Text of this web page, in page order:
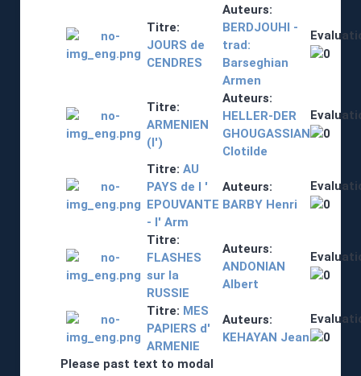
Titre:
JOURS de
CENDRES
Auteurs:
BERDJOUHI -
trad:
Barseghian
Armen
Titre:
ARMENIEN
(l')
Auteurs:
HELLER-DER
GHOUGASSIAN
Clotilde
Titre: AU
PAYS de l '
EPOUVANTE
- l' Arm
Auteurs:
BARBY Henri
Titre:
FLASHES
sur la
RUSSIE
Auteurs:
ANDONIAN
Albert
Titre: MES
PAPIERS d'
ARMENIE
Auteurs:
KEHAYAN Jean
Please past text to modal